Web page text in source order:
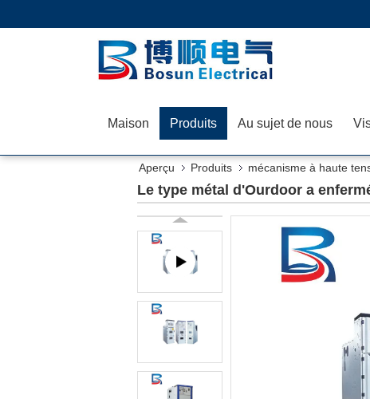
Maison Produits Au sujet de nous
Aperçu Produits mécanisme à haute
Le type métal d'Ourdoor a